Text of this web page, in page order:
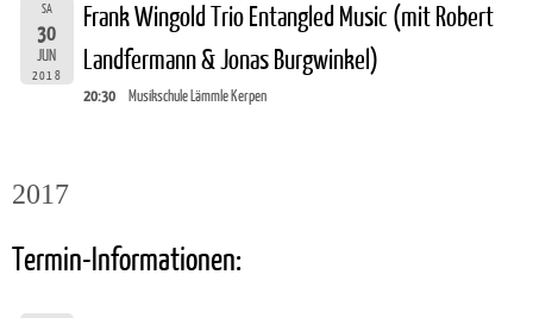
SA
30
JUN
2018
Frank Wingold Trio Entangled Music (mit Robert
Landfermann & Jonas Burgwinkel)
20:30 Musikschule Lämmle Kerpen
2017
Termin-Informationen: